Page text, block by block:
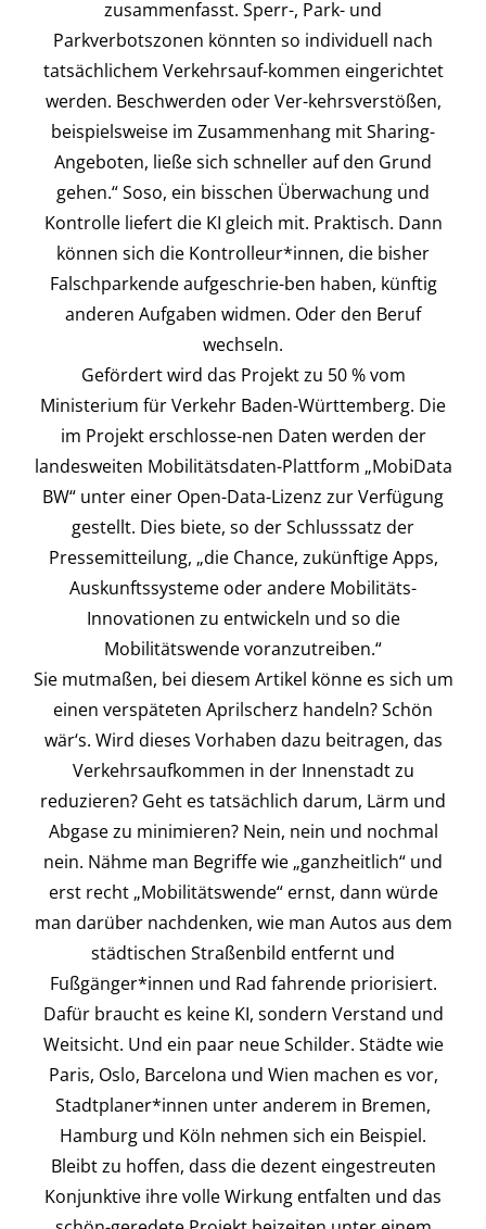
zusammenfasst. Sperr-, Park- und
Parkverbotszonen könnten so individuell nach
tatsächlichem Verkehrsauf-kommen eingerichtet
werden. Beschwerden oder Ver-kehrsverstößen,
beispielsweise im Zusammenhang mit Sharing-
Angeboten, ließe sich schneller auf den Grund
gehen.“ Soso, ein bisschen Überwachung und
Kontrolle liefert die KI gleich mit. Praktisch. Dann
können sich die Kontrolleur*innen, die bisher
Falschparkende aufgeschrie-ben haben, künftig
anderen Aufgaben widmen. Oder den Beruf
wechseln.
Gefördert wird das Projekt zu 50 % vom
Ministerium für Verkehr Baden-Württemberg. Die
im Projekt erschlosse-nen Daten werden der
landesweiten Mobilitätsdaten-Plattform „MobiData
BW“ unter einer Open-Data-Lizenz zur Verfügung
gestellt. Dies biete, so der Schlusssatz der
Pressemitteilung, „die Chance, zukünftige Apps,
Auskunftssysteme oder andere Mobilitäts-
Innovationen zu entwickeln und so die
Mobilitätswende voranzutreiben.“
Sie mutmaßen, bei diesem Artikel könne es sich um
einen verspäteten Aprilscherz handeln? Schön
wär‘s. Wird dieses Vorhaben dazu beitragen, das
Verkehrsaufkommen in der Innenstadt zu
reduzieren? Geht es tatsächlich darum, Lärm und
Abgase zu minimieren? Nein, nein und nochmal
nein. Nähme man Begriffe wie „ganzheitlich“ und
erst recht „Mobilitätswende“ ernst, dann würde
man darüber nachdenken, wie man Autos aus dem
städtischen Straßenbild entfernt und
Fußgänger*innen und Rad fahrende priorisiert.
Dafür braucht es keine KI, sondern Verstand und
Weitsicht. Und ein paar neue Schilder. Städte wie
Paris, Oslo, Barcelona und Wien machen es vor,
Stadtplaner*innen unter anderem in Bremen,
Hamburg und Köln nehmen sich ein Beispiel.
Bleibt zu hoffen, dass die dezent eingestreuten
Konjunktive ihre volle Wirkung entfalten und das